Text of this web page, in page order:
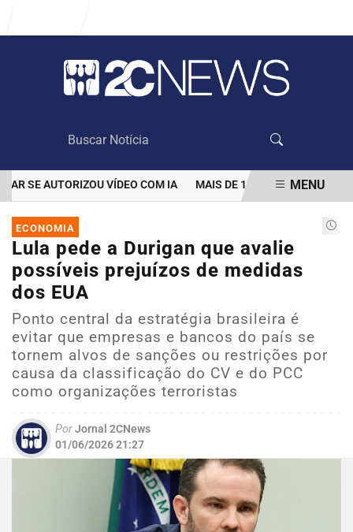
SE AUTORIZOU VÍDEO COM IA MAIS DE 100 MIL CLIENTES AINDA
EM ALTA
MENU
ECONOMIA
Lula pede a Durigan que avalie
possíveis prejuízos de medidas
dos EUA
Ponto central da estratégia brasileira é
evitar que empresas e bancos do país se
tornem alvos de sanções ou restrições por
causa da classificação do CV e do PCC
como organizações terroristas
PorJornal 2CNews
01/06/2026 21:27